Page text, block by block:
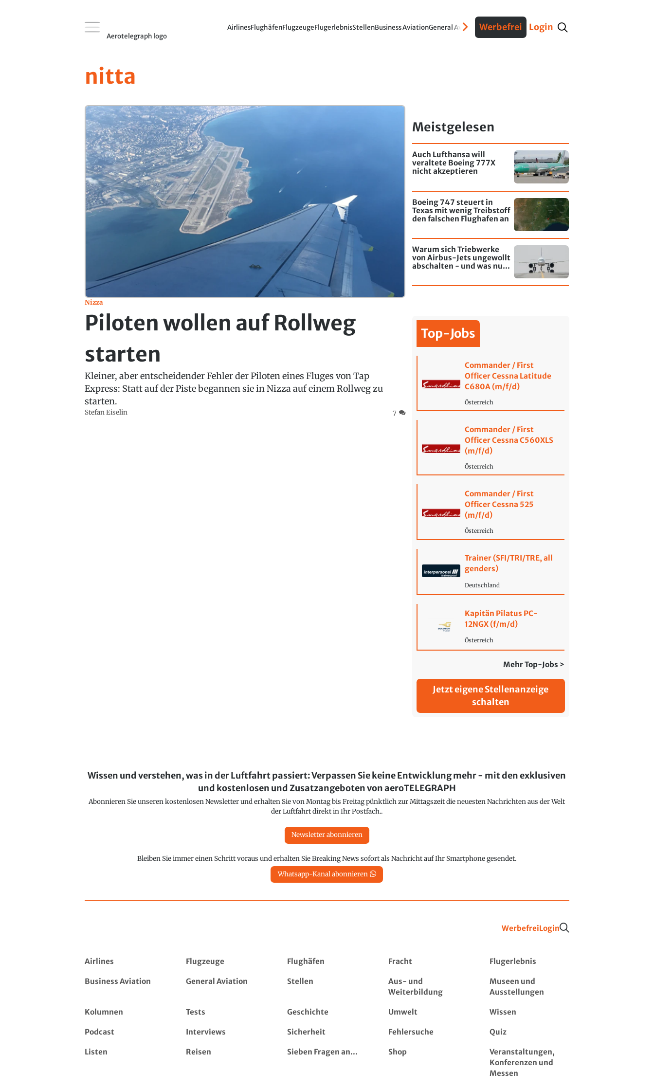
Aerotelegraph logo
AirlinesFlughäfenFlugzeugeFlugerlebnisStellenBusiness AviationGeneral AviationVerteidigungInterviews Fracht
Werbefrei Login
nitta
Nizza
Piloten wollen auf Rollweg
starten
Kleiner, aber entscheidender Fehler der Piloten eines Fluges von Tap
Express: Statt auf der Piste begannen sie in Nizza auf einem Rollweg zu
starten.
Stefan Eiselin 7
Meistgelesen
Auch Lufthansa will
veraltete Boeing 777X
nicht akzeptieren
Boeing 747 steuert in
Texas mit wenig Treibstoff
den falschen Flughafen an
Warum sich Triebwerke
von Airbus-Jets ungewollt
abschalten - und was nun
Top-Jobs
Commander / First
Officer Cessna Latitude
C680A (m/f/d)
Österreich
Commander / First
Officer Cessna C560XLS
(m/f/d)
Österreich
Commander / First
Officer Cessna 525
(m/f/d)
Österreich
Trainer (SFI/TRI/TRE, all
genders)
Deutschland
Kapitän Pilatus PC-
12NGX (f/m/d)
Österreich
Mehr Top-Jobs >
Jetzt eigene Stellenanzeige
schalten
Wissen und verstehen, was in der Luftfahrt passiert: Verpassen Sie keine Entwicklung mehr - mit den exklusiven
und kostenlosen und Zusatzangeboten von aeroTELEGRAPH
Abonnieren Sie unseren kostenlosen Newsletter und erhalten Sie von Montag bis Freitag pünktlich zur Mittagszeit die neuesten Nachrichten aus der Welt
der Luftfahrt direkt in Ihr Postfach..
Newsletter abonnieren
Bleiben Sie immer einen Schritt voraus und erhalten Sie Breaking News sofort als Nachricht auf Ihr Smartphone gesendet.
Whatsapp-Kanal abonnieren
WerbefreiLogin
Airlines Flugzeuge Flughäfen Fracht Flugerlebnis
Business Aviation General Aviation Stellen
Aus- und
Weiterbildung
Museen und
Ausstellungen
Kolumnen Tests Geschichte Umwelt Wissen
Podcast Interviews Sicherheit Fehlersuche Quiz
Listen Reisen Sieben Fragen an... Shop
Veranstaltungen,
Konferenzen und
Messen